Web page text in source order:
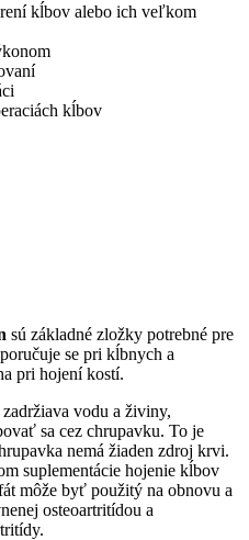
kĺbov alebo ich veľkom
kĺbov
sú základné zložky potrebné pre
se pri kĺbnych a
pri hojení kostí.
vodu a živiny,
sa cez chrupavku. To je
nemá žiaden zdroj krvi.
suplementácie hojenie kĺbov
môže byť použitý na obnovu a
osteoartritídou a